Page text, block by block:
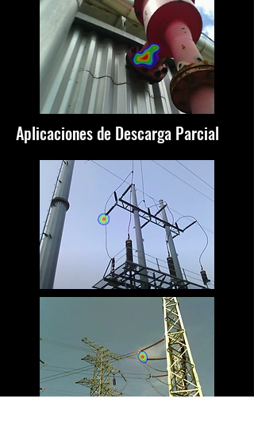
Aplicaciones de Descarga Parcial